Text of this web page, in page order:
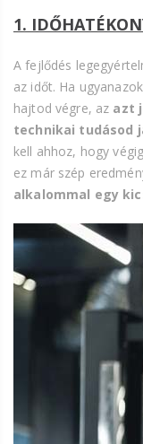
1.
A fejlődés
az időt. Ha
hajtod végre, az azt
technikai tudásod
kell ahhoz, hogy
ez már szép
alkalommal egy